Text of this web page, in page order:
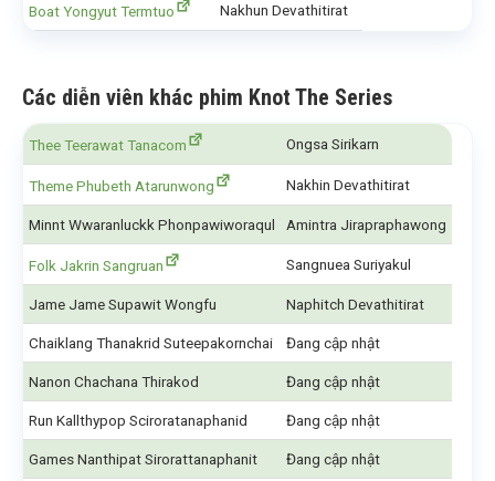
Boat Yongyut Termtuo Nakhun Devathitirat
Các diễn viên khác phim Knot The Series
Thee Teerawat Tanacom Ongsa Sirikarn
Theme Phubeth Atarunwong Nakhin Devathitirat
Minnt Wwaranluckk Phonpawiworaqul Amintra Jirapraphawong
Folk Jakrin Sangruan Sangnuea Suriyakul
Jame Jame Supawit Wongfu Naphitch Devathitirat
Chaiklang Thanakrid Suteepakornchai Đang cập nhật
Nanon Chachana Thirakod Đang cập nhật
Run Kallthypop Sciroratanaphanid Đang cập nhật
Games Nanthipat Sirorattanaphanit Đang cập nhật